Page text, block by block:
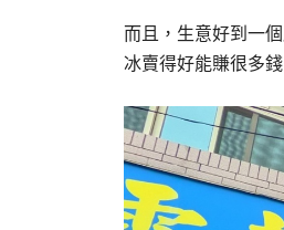
而且，生意好到一
冰賣得好能賺很多錢